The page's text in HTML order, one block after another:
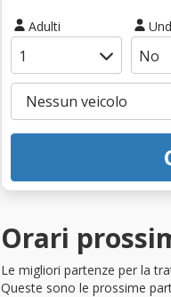
Adulti
Orari
Le migliori partenze per la
Queste sono le prossime